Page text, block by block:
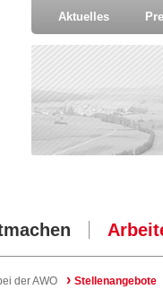
Aktuelles
der AWO › Stellenangebote